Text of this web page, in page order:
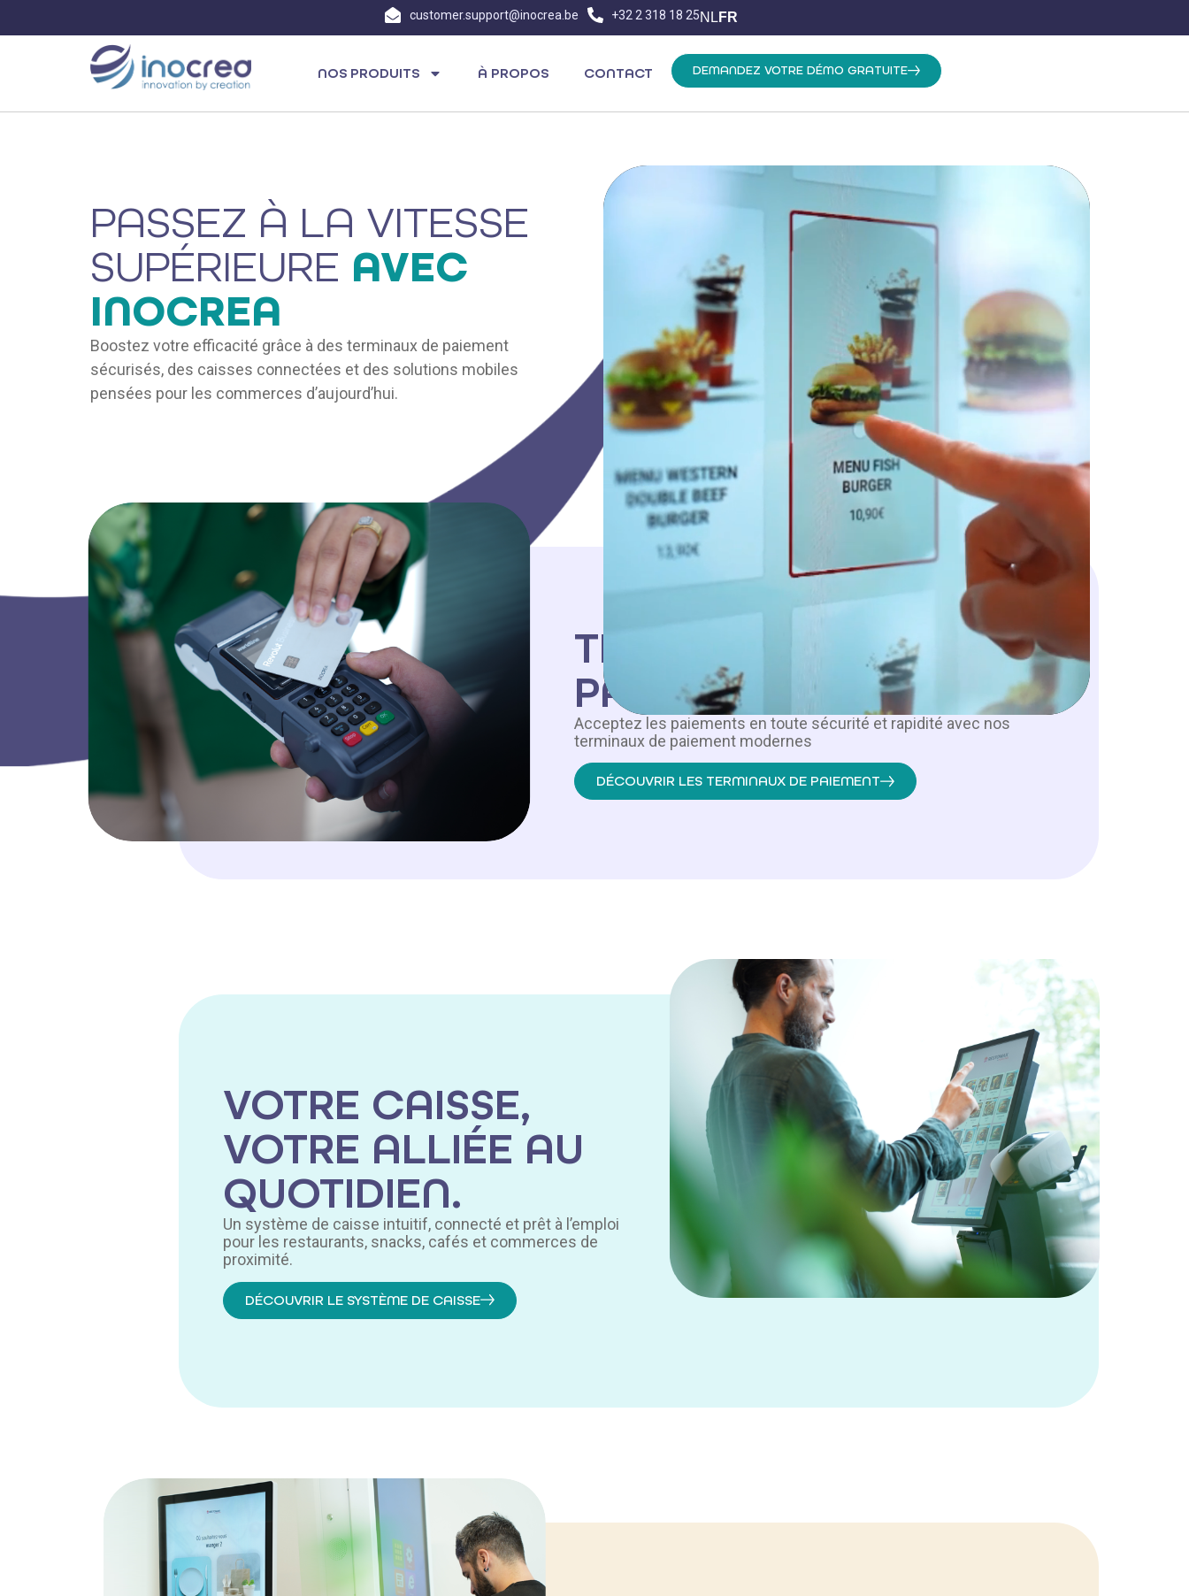
customer.support@inocrea.be +32 2 318 18 25NL FR
NOS PRODUITS À PROPOS CONTACT DEMANDEZ VOTRE DÉMO GRATUITE
PASSEZ À LA VITESSE
SUPÉRIEURE AVEC
INOCREA
Boostez votre efficacité grâce à des terminaux de paiement
sécurisés, des caisses connectées et des solutions mobiles
pensées pour les commerces d’aujourd’hui.
TERMINAUX DE
PAIEMENT
Acceptez les paiements en toute sécurité et rapidité avec nos
terminaux de paiement modernes
DÉCOUVRIR LES TERMINAUX DE PAIEMENT
VOTRE CAISSE,
VOTRE ALLIÉE AU
QUOTIDIEN.
Un système de caisse intuitif, connecté et prêt à l’emploi
pour les restaurants, snacks, cafés et commerces de
proximité.
DÉCOUVRIR LE SYSTÈME DE CAISSE